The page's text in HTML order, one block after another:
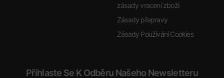
zásady vracení zboží
Zásady přepravy
Zásady Používání Cookies
Přihlaste Se K Odběru Našeho Newsletteru